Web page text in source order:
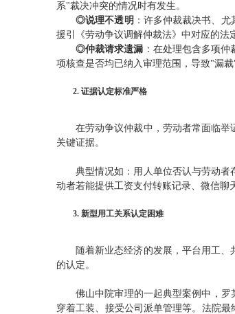
系"裁决冲突的情况时有发生。
◎说理不透明 ：许多仲裁裁决书、
援引《劳动争议调解仲裁法》中对应的法
◎仲裁请求遗漏 ：在处理包含多项
项核查是否均已纳入审理范围，导致"漏裁
2. 证据认定标准严格
在劳动争议仲裁中，劳动者常面临
关键证据。
典型情况如：用人单位否认与劳动
动者若能提供工资支付转账记录、微信聊
3. 新型用工关系认定困难
随着新业态经济的发展，平台用工
的认定。
佛山中院审理的一起典型案例中，罗
穿着工装、接受公司派单管理等。法院最